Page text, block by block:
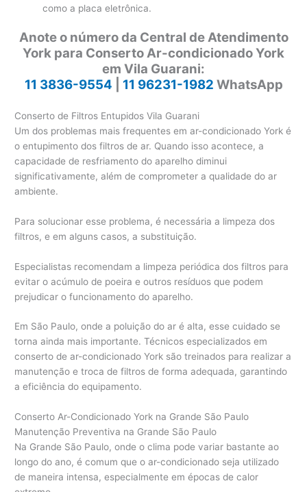
como a placa eletrônica.
Anote o número da Central de Atendimento
York para Conserto Ar-condicionado York
em Vila Guarani:
11 3836-9554
11 96231-1982 WhatsApp
Conserto de Filtros Entupidos Vila Guarani
Um dos problemas mais frequentes em ar-condicionado York é
o entupimento dos filtros de ar. Quando isso acontece, a
capacidade de resfriamento do aparelho diminui
significativamente, além de comprometer a qualidade do ar
ambiente.
Para solucionar esse problema, é necessária a limpeza dos
filtros, e em alguns casos, a substituição.
Especialistas recomendam a limpeza periódica dos filtros para
evitar o acúmulo de poeira e outros resíduos que podem
prejudicar o funcionamento do aparelho.
Em São Paulo, onde a poluição do ar é alta, esse cuidado se
torna ainda mais importante. Técnicos especializados em
conserto de ar-condicionado York são treinados para realizar a
manutenção e troca de filtros de forma adequada, garantindo
a eficiência do equipamento.
Conserto Ar-Condicionado York na Grande São Paulo
Manutenção Preventiva na Grande São Paulo
Na Grande São Paulo, onde o clima pode variar bastante ao
longo do ano, é comum que o ar-condicionado seja utilizado
de maneira intensa, especialmente em épocas de calor